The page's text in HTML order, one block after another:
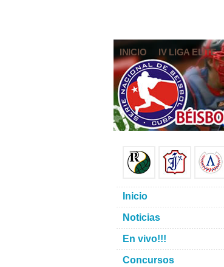
INICIO IV LIGA ELITE
Inicio
Noticias
En vivo!!!
Concursos